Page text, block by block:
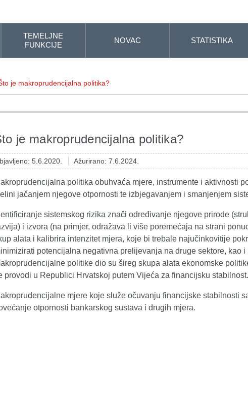
TEMELJNE
FUNKCIJE
NOVAC STATISTIKA
je makroprudencijalna politika?
je makroprudencijalna politika?
5.6.2020. Ažurirano: 7.6.2024.
politika obuhvaća mjere, instrumente i aktivnosti
jačanjem njegove otpornosti te izbjegavanjem i smanjenjem
sistemskog rizika znači određivanje njegove prirode
i izvora (na primjer, odražava li više poremećaja na strani
alata i kalibrira intenzitet mjera, koje bi trebale najučinkovitije
potencijalna negativna prelijevanja na druge sektore, kao
politike dio su šireg skupa alata ekonomske
provodi u Republici Hrvatskoj putem Vijeća za financijsku stabilnost.
mjere koje služe očuvanju financijske stabilnosti
otpornosti bankarskog sustava i drugih mjera.